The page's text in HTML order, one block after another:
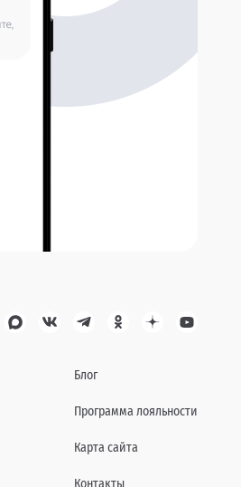
Блог
Программа лояльности
Карта сайта
Контакты